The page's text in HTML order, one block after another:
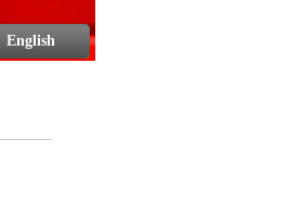
English